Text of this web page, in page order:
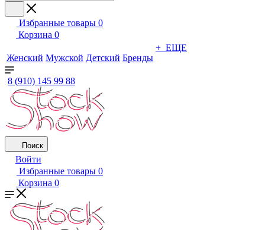
Избранные товары 0
Корзина 0
Женский Мужской Детский Бренды
+ ЕЩЕ
8 (910) 145 99 88
Поиск
Войти
Избранные товары 0
Корзина 0